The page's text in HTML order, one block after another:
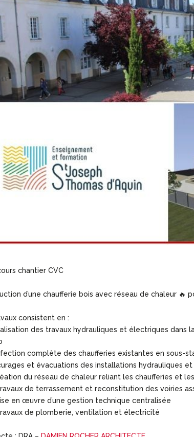
chantier CVC
d’une chaufferie bois avec réseau de chaleur 🔥
consistent en :
des travaux hydrauliques et électriques dans
complète des chaufferies existantes en sous-
et évacuations des installations hydrauliques
du réseau de chaleur reliant les chaufferies et
de terrassement et reconstitution des voiries
en œuvre d’une gestion technique centralisée
de plomberie, ventilation et électricité